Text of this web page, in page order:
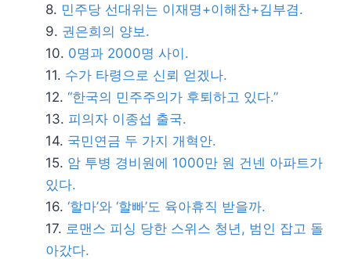
민주당 선대위는 이재명+이해찬+김부겸.
권은희의 양보.
0명과 2000명 사이.
수가 타령으로 신뢰 얻겠나.
“한국의 민주주의가 후퇴하고 있다.”
피의자 이종섭 출국.
국민연금 두 가지 개혁안.
암 투병 경비원에 1000만 원 건넨 아파트가
있다.
‘할마’와 ‘할빠’도 육아휴직 받을까.
로맨스 피싱 당한 스위스 청년, 범인 잡고 돌
아갔다.